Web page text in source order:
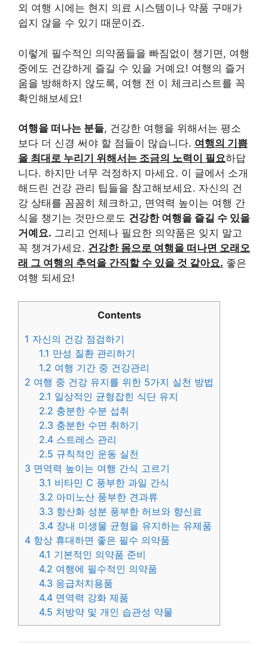
외 여행 시에는 현지 의료 시스템이나 약품 구매가
쉽지 않을 수 있기 때문이죠.
이렇게 필수적인 의약품들을 빠짐없이 챙기면, 여행
중에도 건강하게 즐길 수 있을 거예요! 여행의 즐거
움을 방해하지 않도록, 여행 전 이 체크리스트를 꼭
확인해보세요!
여행을 떠나는 분들, 건강한 여행을 위해서는 평소
보다 더 신경 써야 할 점들이 많습니다. 여행의 기쁨
을 최대로 누리기 위해서는 조금의 노력이 필요하답
니다. 하지만 너무 걱정하지 마세요. 이 글에서 소개
해드린 건강 관리 팁들을 참고해보세요. 자신의 건
강 상태를 꼼꼼히 체크하고, 면역력 높이는 여행 간
식을 챙기는 것만으로도 건강한 여행을 즐길 수 있을
거예요. 그리고 언제나 필요한 의약품은 잊지 말고
꼭 챙겨가세요. 건강한 몸으로 여행을 떠나면 오래오
래 그 여행의 추억을 간직할 수 있을 것 같아요. 좋은
여행 되세요!
Contents
1 자신의 건강 점검하기
1.1 만성 질환 관리하기
1.2 여행 기간 중 건강관리
2 여행 중 건강 유지를 위한 5가지 실천 방법
2.1 일상적인 균형잡힌 식단 유지
2.2 충분한 수분 섭취
2.3 충분한 수면 취하기
2.4 스트레스 관리
2.5 규칙적인 운동 실천
3 면역력 높이는 여행 간식 고르기
3.1 비타민 C 풍부한 과일 간식
3.2 아미노산 풍부한 견과류
3.3 항산화 성분 풍부한 허브와 향신료
3.4 장내 미생물 균형을 유지하는 유제품
4 항상 휴대하면 좋은 필수 의약품
4.1 기본적인 의약품 준비
4.2 여행에 필수적인 의약품
4.3 응급처치용품
4.4 면역력 강화 제품
4.5 처방약 및 개인 습관성 약물